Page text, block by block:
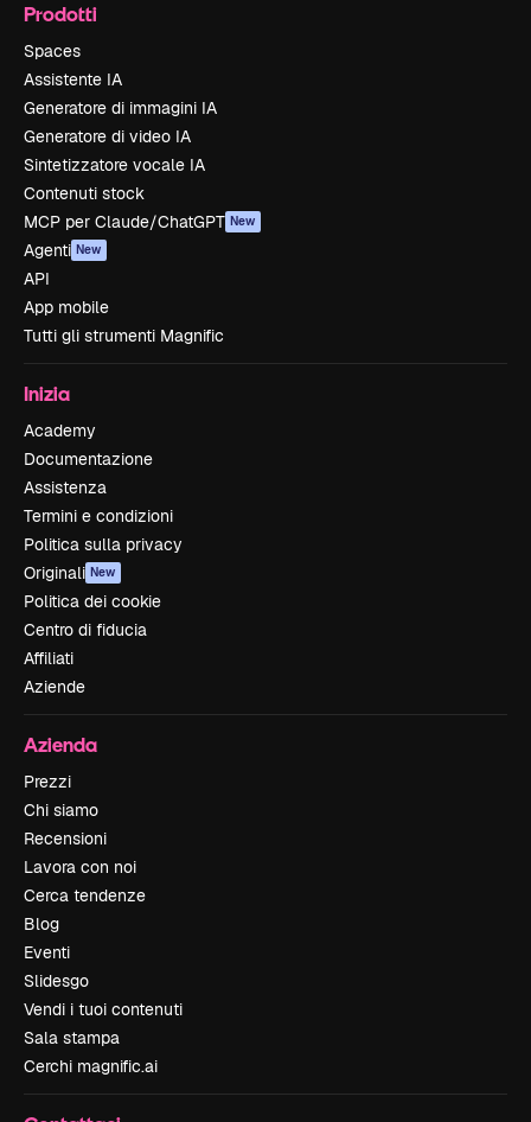
Prodotti
Spaces
Assistente IA
Generatore di immagini IA
Generatore di video IA
Sintetizzatore vocale IA
Contenuti stock
MCP per Claude/ChatGPT New
Agenti New
API
App mobile
Tutti gli strumenti Magnific
Inizia
Academy
Documentazione
Assistenza
Termini e condizioni
Politica sulla privacy
Originali New
Politica dei cookie
Centro di fiducia
Affiliati
Aziende
Azienda
Prezzi
Chi siamo
Recensioni
Lavora con noi
Cerca tendenze
Blog
Eventi
Slidesgo
Vendi i tuoi contenuti
Sala stampa
Cerchi magnific.ai